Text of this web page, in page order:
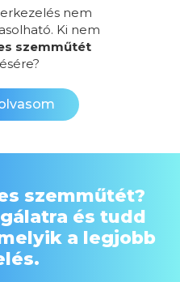
nem
Ki nem
szemműtét
szemműtét?
és tudd
a legjobb